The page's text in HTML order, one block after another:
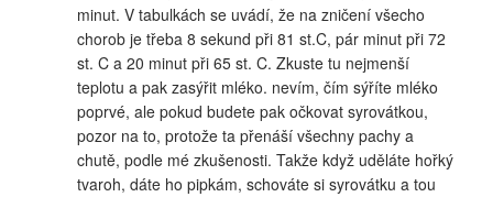
minut. V tabulkách se uvádí, že na zničení všecho
chorob je třeba 8 sekund při 81 st.C, pár minut při 72
st. C a 20 minut při 65 st. C. Zkuste tu nejmenší
teplotu a pak zasýřit mléko. nevím, čím sýříte mléko
poprvé, ale pokud budete pak očkovat syrovátkou,
pozor na to, protože ta přenáší všechny pachy a
chutě, podle mé zkušenosti. Takže když uděláte hořký
tvaroh, dáte ho pipkám, schováte si syrovátku a tou